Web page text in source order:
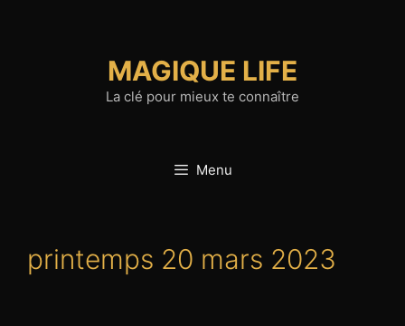
MAGIQUE LIFE
La clé pour mieux te connaître
Menu
printemps 20 mars 2023